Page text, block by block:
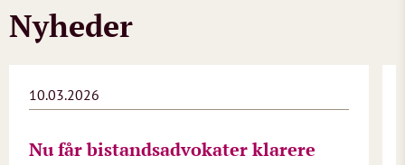
Nyheder
10.03.2026
Nu får bistandsadvokater klarere